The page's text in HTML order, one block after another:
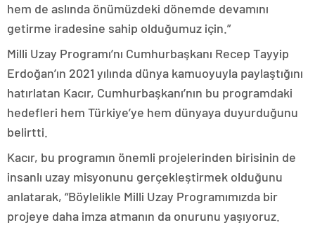
hem de aslında önümüzdeki dönemde devamını
getirme iradesine sahip olduğumuz için.”
Milli Uzay Programı’nı Cumhurbaşkanı Recep Tayyip
Erdoğan’ın 2021 yılında dünya kamuoyuyla paylaştığını
hatırlatan Kacır, Cumhurbaşkanı’nın bu programdaki
hedefleri hem Türkiye’ye hem dünyaya duyurduğunu
belirtti.
Kacır, bu programın önemli projelerinden birisinin de
insanlı uzay misyonunu gerçekleştirmek olduğunu
anlatarak, “Böylelikle Milli Uzay Programımızda bir
projeye daha imza atmanın da onurunu yaşıyoruz.